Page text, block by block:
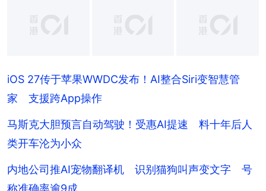
+4
iOS 27传于苹果WWDC发布！AI整合Siri变智慧管
家 支援跨App操作
马斯克大胆预言自动驾驶！受惠AI提速 料十年后人
类开车沦为小众
内地公司推AI宠物翻译机 识别猫狗叫声变文字 号